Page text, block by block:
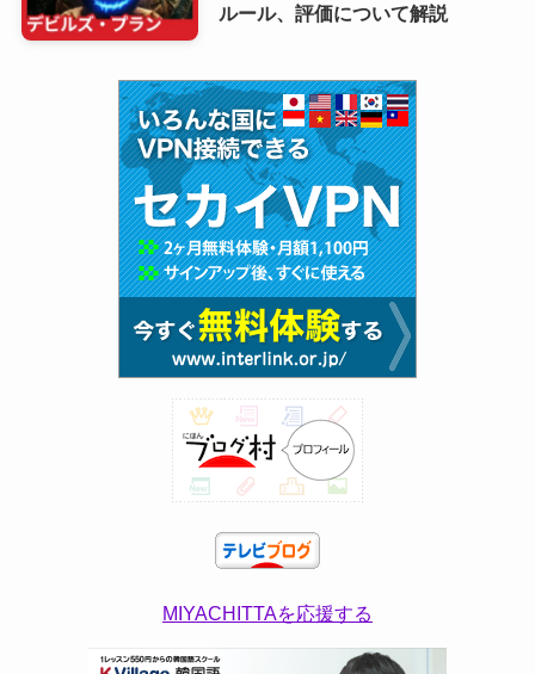
ルール、評価について解説
MIYACHITTAを応援する